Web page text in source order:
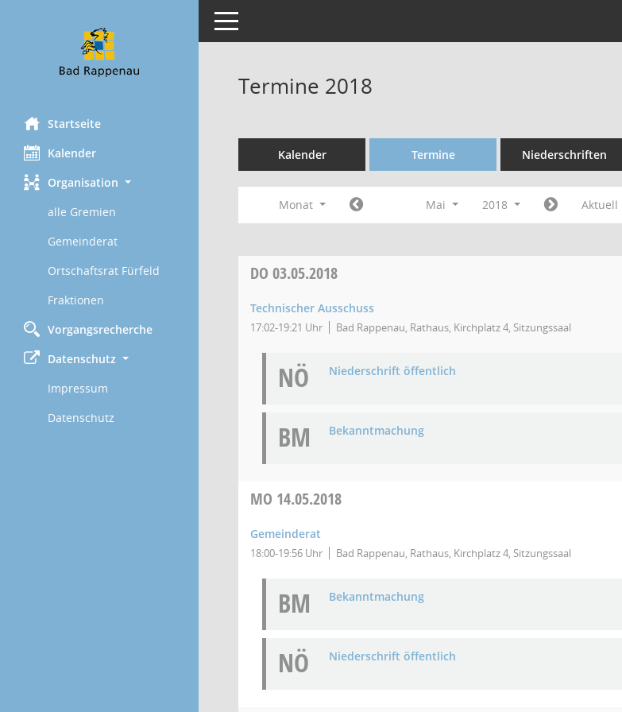
Startseite
Kalender
Organisation
alle Gremien
Gemeinderat
Ortschaftsrat Fürfeld
Fraktionen
Vorgangsrecherche
Datenschutz
Impressum
Datenschutz
Toggle navigation
Termine 2018
Kalender Termine Niederschriften
Monat Mai 2018 Aktuell
DO 03.05.2018
Technischer Ausschuss
17:02-19:21 Uhr Bad Rappenau, Rathaus, Kirchplatz 4, Sitzungssaal
NÖ Niederschrift öffentlich
BM Bekanntmachung
MO 14.05.2018
Gemeinderat
18:00-19:56 Uhr Bad Rappenau, Rathaus, Kirchplatz 4, Sitzungssaal
BM Bekanntmachung
NÖ Niederschrift öffentlich